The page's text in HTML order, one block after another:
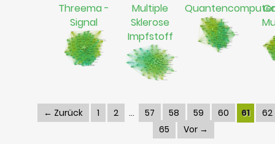
Threema -
Signal
Multiple
Sklerose
Impfstoff
Quantencomputer
← Zurück 1 2 57 58 59 60 61
62
65
Vor →